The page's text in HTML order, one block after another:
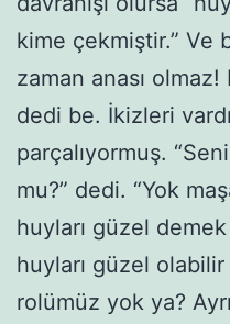
kime çekmiştir.” Ve
zaman anası
dedi be. İkizleri
parçalıyormuş.
mu?” dedi. “Yok
huyları güzel
huyları güzel
rolümüz yok ya?